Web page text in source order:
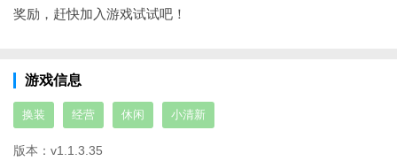
奖励，赶快加入游戏试试吧！
游戏信息
换装 经营 休闲 小清新
版本： v1.1.3.35